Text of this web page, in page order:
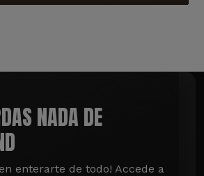
NADA DE
enterarte de todo! Accede a